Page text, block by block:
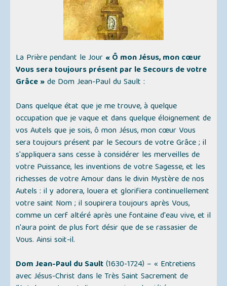
La Prière pendant le Jour « Ô mon Jésus, mon cœur
Vous sera toujours présent par le Secours de votre
Grâce »de Dom Jean-Paul du Sault :
Dans quelque état que je me trouve, à quelque
occupation que je vaque et dans quelque éloignement de
vos Autels que je sois, ô mon Jésus, mon cœur Vous
sera toujours présent par le Secours de votre Grâce ; il
s'appliquera sans cesse à considérer les merveilles de
votre Puissance, les inventions de votre Sagesse, et les
richesses de votre Amour dans le divin Mystère de nos
Autels : il y adorera, louera et glorifiera continuellement
votre saint Nom ; il soupirera toujours après Vous,
comme un cerf altéré après une fontaine d'eau vive, et il
n'aura point de plus fort désir que de se rassasier de
Vous. Ainsi soit-il.
Dom Jean-Paul du Sault(1630-1724) –« Entretiens
avec Jésus-Christ dans le Très Saint Sacrement de